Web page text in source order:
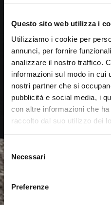
Questo sito web utilizza i
Utilizziamo i cookie per
annunci, per fornire
analizzare il nostro traffico.
informazioni sul modo in cui
nostri partner che si
pubblicità e social media, i
con altre informazioni che
raccolto dal suo utilizzo dei
Selezione
del
consenso
Necessari
Preferenze
Es scheint, dass
Möchten Sie zur Website in